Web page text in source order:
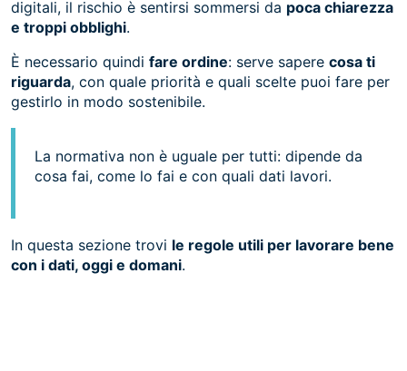
digitali, il rischio è sentirsi sommersi da poca chiarezza
e troppi obblighi.
È necessario quindi fare ordine: serve sapere cosa ti
riguarda, con quale priorità e quali scelte puoi fare per
gestirlo in modo sostenibile.
La normativa non è uguale per tutti: dipende da
cosa fai, come lo fai e con quali dati lavori.
In questa sezione trovi le regole utili per lavorare bene
con i dati, oggi e domani.